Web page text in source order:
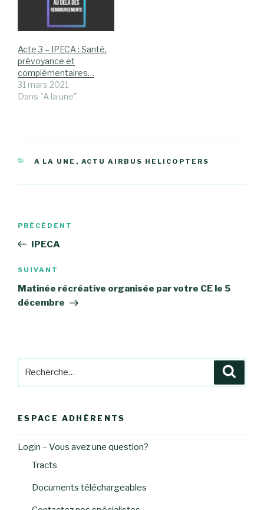
Acte 3 – IPECA : Santé,
prévoyance et
complémentaires…
31 mars 2021
Dans "A la une"
CATÉGORIES
A LA UNE , ACTU AIRBUS HELICOPTERS
Navigation
l’article
Article
précédent
PRÉCÉDENT
IPECA
Article
suivant
SUIVANT
Matinée récréative organisée par votre CE le 5
décembre
ESPACE ADHÉRENTS
Login – Vous avez une question?
Tracts
Documents téléchargeables